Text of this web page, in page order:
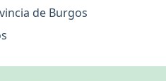
de Burgos